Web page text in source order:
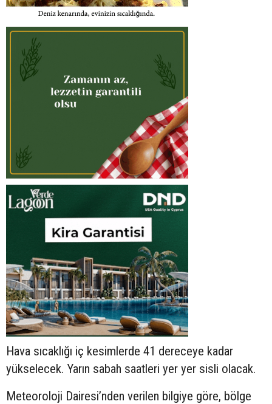
Hava sıcaklığı iç kesimlerde 41 dereceye kadar
yükselecek. Yarın sabah saatleri yer yer sisli olacak.
Meteoroloji Dairesi’nden verilen bilgiye göre, bölge